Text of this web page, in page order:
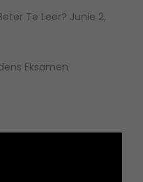
Te Leer? Junie 2,
Eksamen